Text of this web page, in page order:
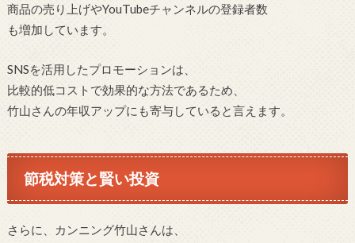
商品の売り上げやYouTubeチャンネルの登録者数
も増加しています。
SNSを活用したプロモーションは、
比較的低コストで効果的な方法であるため、
竹山さんの年収アップにも寄与していると言えます。
節税対策と賢い投資
さらに、カンニング竹山さんは、